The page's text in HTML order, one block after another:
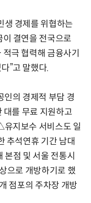
생 경제를 위협하는
결연을 전국으로
극 협력해 금융사기
”고 말했다.
인의 경제적 부담 경
대를 무료 지원하고
지보수 서비스도 일
추석연휴 기간 남대
본점 및 서울 전통시
으로 개방하기로 했
점포의 주차장 개방